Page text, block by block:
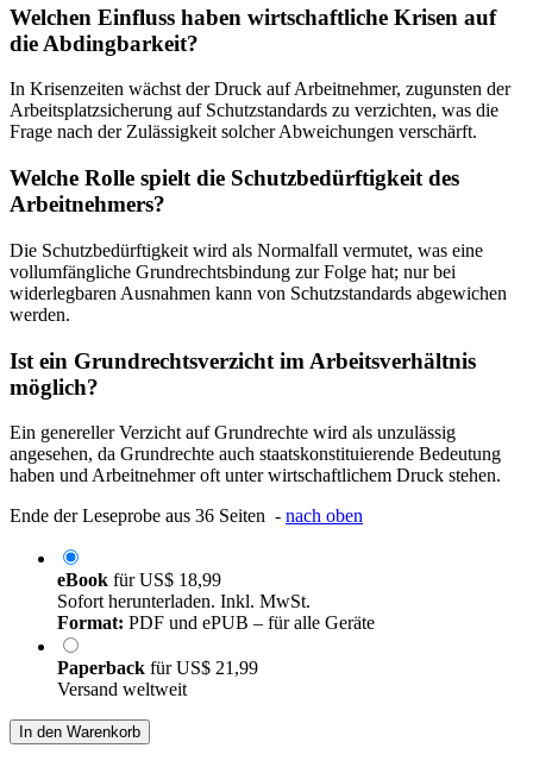
Welchen Einfluss haben wirtschaftliche Krisen auf
die Abdingbarkeit?
In Krisenzeiten wächst der Druck auf Arbeitnehmer, zugunsten der
Arbeitsplatzsicherung auf Schutzstandards zu verzichten, was die
Frage nach der Zulässigkeit solcher Abweichungen verschärft.
Welche Rolle spielt die Schutzbedürftigkeit des
Arbeitnehmers?
Die Schutzbedürftigkeit wird als Normalfall vermutet, was eine
vollumfängliche Grundrechtsbindung zur Folge hat; nur bei
widerlegbaren Ausnahmen kann von Schutzstandards abgewichen
werden.
Ist ein Grundrechtsverzicht im Arbeitsverhältnis
möglich?
Ein genereller Verzicht auf Grundrechte wird als unzulässig
angesehen, da Grundrechte auch staatskonstituierende Bedeutung
haben und Arbeitnehmer oft unter wirtschaftlichem Druck stehen.
Ende der Leseprobe aus 36 Seiten - nach oben
eBook fürUS$ 18,99
Sofort herunterladen. Inkl. MwSt.
Format: PDF und ePUB – für alle Geräte
Paperback fürUS$ 21,99
Versand weltweit
In den Warenkorb